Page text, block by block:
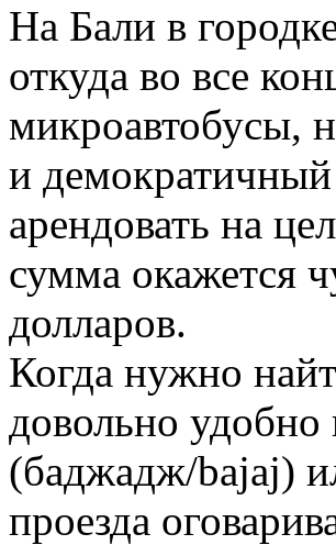
На Бали в
откуда во все
микроавтобусы,
и
арендовать на
сумма окажется
долларов.
Когда нужно
довольно
(баджадж/bajaj)
проезда